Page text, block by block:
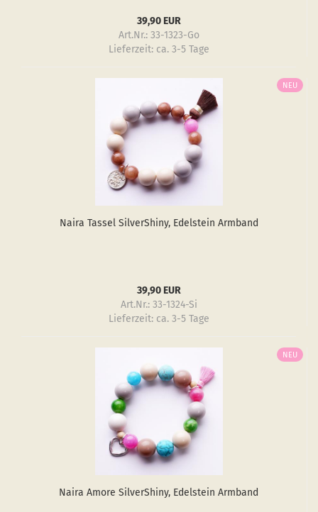
39,90 EUR
Art.Nr.: 33-1323-Go
Lieferzeit: ca. 3-5 Tage
NEU
Naira Tas­sel Sil­verS­hiny, Edel­stein Arm­band
39,90 EUR
Art.Nr.: 33-1324-Si
Lieferzeit: ca. 3-5 Tage
NEU
Naira Amore Sil­verS­hiny, Edel­stein Arm­band